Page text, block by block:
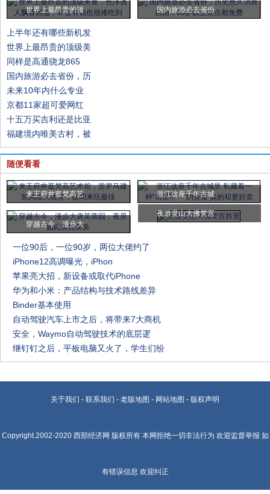
世界上最昂贵的顶 国内旅游必去省份
上半年还有哪些新机发
世界上最昂贵的顶级美
同样是高通骁龙865
国内旅游必去省份，历
未来10年内什么专业
京都11家超可爱网红
十五万买吉利还是比亚
福建境内唯美古村，被
随便看看
来王府井逛梵高艺 浙江这座千年古城
穿越古今，漫步大
夜游灵山大佛梵宫
一位90后，一位90岁，两位大佬约了
iPhone12高调曝光，iPhon
苹果亮大招，新设备或取代iPhone
华为和小米：产品结构与技术路线差异
Binder基本使用
自动驾驶汽车上市之后，将带来7大商机
安全，Waymo自动驾驶技术的底层逻
继钉钉之后，平板电脑又火了，学生们纷
关于我们 - 联系我们 - 老版地图 - 网站地图 - 版权声明
Copyright.2002-2020 西部经济网 版权所有 本网拒绝一切非法行为 欢迎监督举报 如
有错误信息 欢迎纠正